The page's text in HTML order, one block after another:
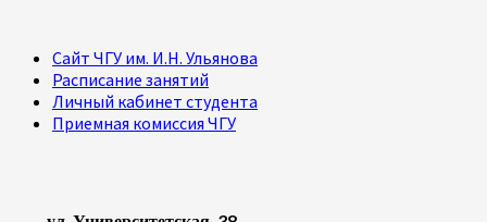
Сайт ЧГУ им. И.Н. Ульянова
Расписание занятий
Личный кабинет студента
Приемная комиссия ЧГУ